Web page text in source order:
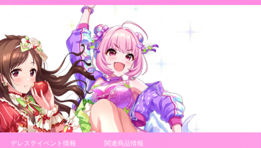
デレステイベント情報 関連商品情報